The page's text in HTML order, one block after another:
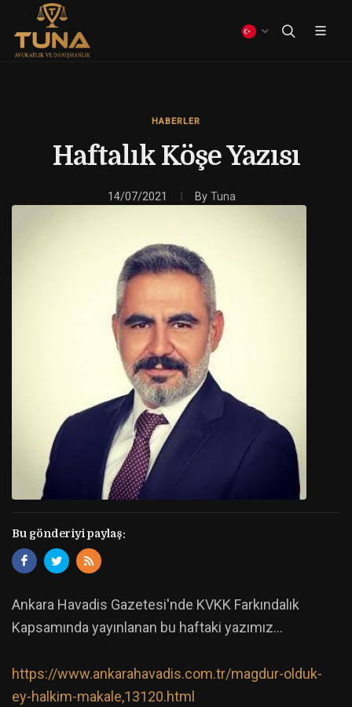
HABERLER
Haftalık Köşe Yazısı
14/07/2021 By Tuna
Bu gönderiyi paylaş:
Ankara Havadis Gazetesi'nde KVKK Farkındalık
Kapsamında yayınlanan bu haftaki yazımız...
https://www.ankarahavadis.com.tr/magdur-olduk-
ey-halkim-makale,13120.html